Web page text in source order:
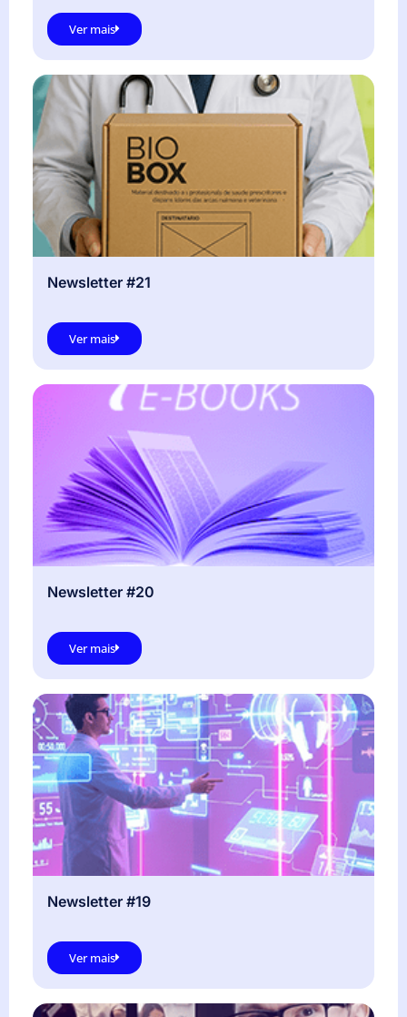
Ver mais
Newsletter #21
Ver mais
Newsletter #20
Ver mais
Newsletter #19
Ver mais